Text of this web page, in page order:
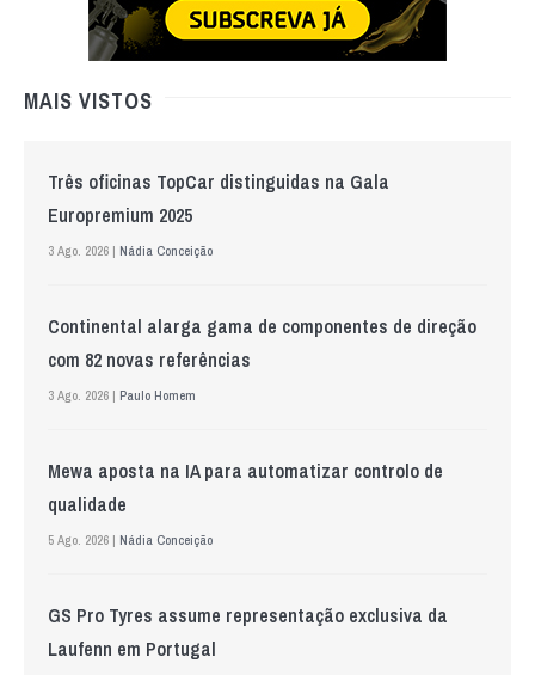
MAIS VISTOS
Três oficinas TopCar distinguidas na Gala
Europremium 2025
3 Ago. 2026 | Nádia Conceição
Continental alarga gama de componentes de direção
com 82 novas referências
3 Ago. 2026 | Paulo Homem
Mewa aposta na IA para automatizar controlo de
qualidade
5 Ago. 2026 | Nádia Conceição
GS Pro Tyres assume representação exclusiva da
Laufenn em Portugal